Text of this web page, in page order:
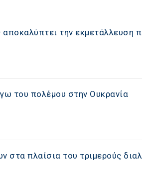
την εκμετάλλευση
του πολέμου στην Ουκρανία
πλαίσια του τριμερούς